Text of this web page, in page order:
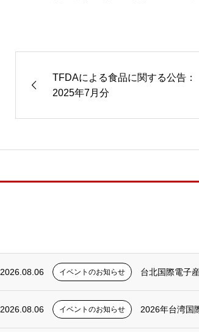
TFDAによる食品に関する公告：
2025年7月分
2026.08.06 イベントのお知らせ 台北国際電子
2026.08.06 イベントのお知らせ 2026年台湾国